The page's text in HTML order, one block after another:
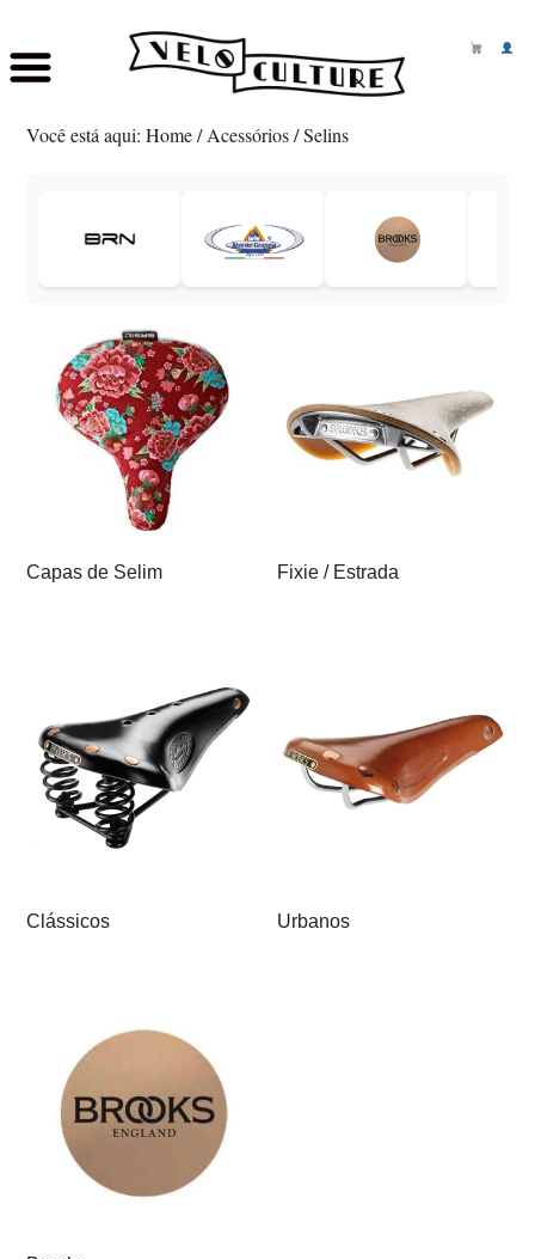
Skip
main
Saltar
Você está aqui:Home / Acessórios /Selins
Capas de Selim Fixie / Estrada
Clássicos Urbanos